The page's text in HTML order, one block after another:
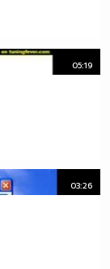
05:19
03:26